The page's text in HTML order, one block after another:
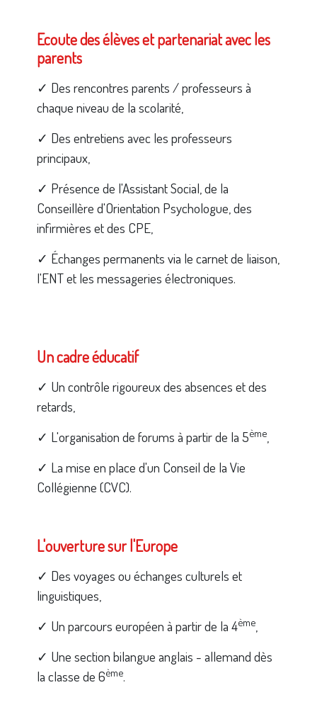
Ecoute des élèves et partenariat avec les
parents
✓ Des rencontres parents / professeurs à
chaque niveau de la scolarité,
✓ Des entretiens avec les professeurs
principaux,
✓ Présence de l'Assistant Social, de la
Conseillère d'Orientation Psychologue, des
infirmières et des CPE,
✓ Échanges permanents via le carnet de liaison,
l'ENT et les messageries électroniques.
Un cadre éducatif
✓ Un contrôle rigoureux des absences et des
retards,
✓ L'organisation de forums à partir de la 5ème,
✓ La mise en place d'un Conseil de la Vie
Collégienne (CVC).
L'ouverture sur l'Europe
✓ Des voyages ou échanges culturels et
linguistiques,
✓ Un parcours européen à partir de la 4ème,
✓ Une section bilangue anglais - allemand dès
la classe de 6ème.